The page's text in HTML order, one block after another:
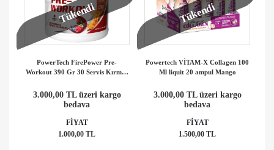
Tükendi
PowerTech FirePower Pre-
Workout 390 Gr 30 Servis Kırmızı
3.000,00 TL üzeri kargo
bedava
FİYAT
1.000,00 TL
Tükendi
Powertech VİTAM-X Collagen 100
Ml liquit 20 ampul Mango
3.000,00 TL üzeri kargo
bedava
FİYAT
1.500,00 TL